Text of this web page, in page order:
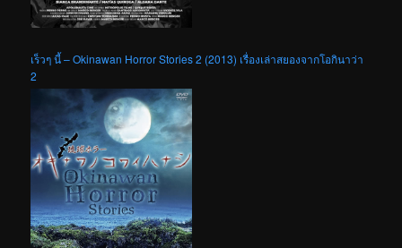
เร็วๆ นี้ – Okinawan Horror Stories 2 (2013) เรื่องเล่าสยองจากโอกินาว่า
2